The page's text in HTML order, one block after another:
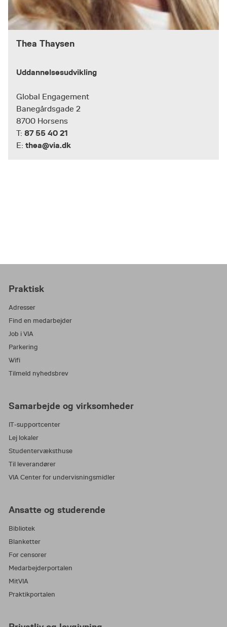
Thea Thaysen
Uddannelsesudvikling
Global Engagement
Banegårdsgade 2
8700 Horsens
T: 87 55 40 21
E: thea@via.dk
Praktisk
Adresser
Find en medarbejder
Job i VIA
Parkering
Wifi
Tilmeld nyhedsbrev
Samarbejde og virksomheder
IT-supportcenter
Lej lokaler
Studentervæksthuse
Til leverandører
VIA Center for undervisningsmidler
Ansatte og studerende
Bibliotek
Blanketter
For censorer
Medarbejderportalen
MitVIA
Praktikportalen